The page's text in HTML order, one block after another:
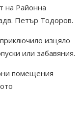
на Районна
Петър Тодоров.
изцяло
или забавяния.
помещения